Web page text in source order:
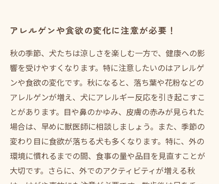
アレルゲンや食欲の変化に注意が必要！
秋の季節、犬たちは涼しさを楽しむ一方で、健康への影
響を受けやすくなります。特に注意したいのはアレルゲ
ンや食欲の変化です。秋になると、落ち葉や花粉などの
アレルゲンが増え、犬にアレルギー反応を引き起こすこ
とがあります。目や鼻のかゆみ、皮膚の赤みが見られた
場合は、早めに獣医師に相談しましょう。また、季節の
変わり目に食欲が落ちる犬も多くなります。特に、外の
環境に慣れるまでの間、食事の量や品目を見直すことが
大切です。さらに、外でのアクティビティが増える秋